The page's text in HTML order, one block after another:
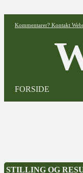
Kommentarer? Kontakt
FORSIDE
STILLING OG